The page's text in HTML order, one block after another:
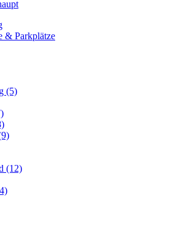
& Parkplätze
(5)
(12)